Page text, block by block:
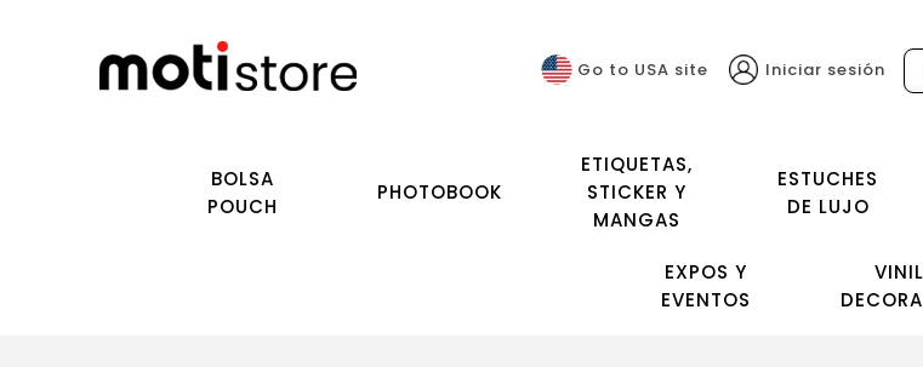
Go to USA site Iniciar sesión
BOLSA
POUCH
PHOTOBOOK
ETIQUETAS,
STICKER Y
MANGAS
ESTUCHES
DE LUJO
EXPOS Y
EVENTOS